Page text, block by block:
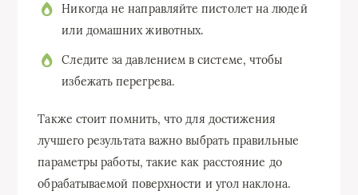
Никогда не направляйте пистолет на людей
или домашних животных.
Следите за давлением в системе, чтобы
избежать перегрева.
Также стоит помнить, что для достижения
лучшего результата важно выбрать правильные
параметры работы, такие как расстояние до
обрабатываемой поверхности и угол наклона.